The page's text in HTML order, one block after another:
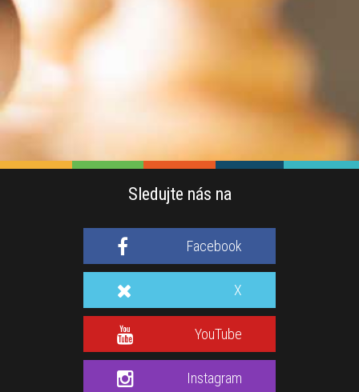
Sledujte nás na
Facebook
X
YouTube
Instagram